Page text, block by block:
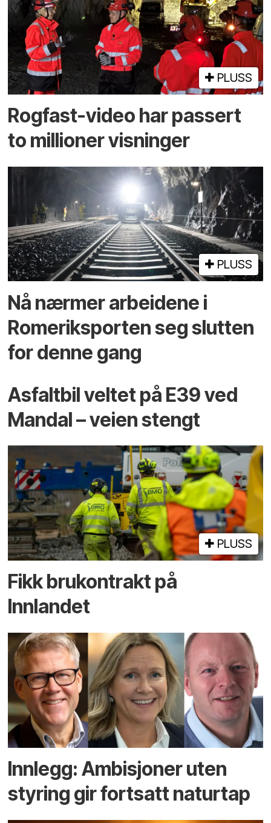
PLUSS
Rogfast-video har passert
to millioner visninger
PLUSS
Nå nærmer arbeidene i
Romeriksporten seg slutten
for denne gang
Asfaltbil veltet på E39 ved
Mandal – veien stengt
PLUSS
Fikk brukontrakt på
Innlandet
Innlegg: Ambisjoner uten
styring gir fortsatt naturtap